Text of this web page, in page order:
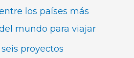
los países más
mundo para viajar
proyectos